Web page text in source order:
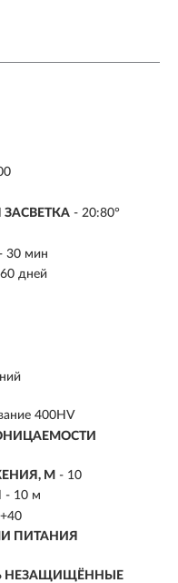
- 20:80°
- 30 мин
60 дней
400HV
М - 10
- 10 м
ПИТАНИЯ
НЕЗАЩИЩЁННЫЕ